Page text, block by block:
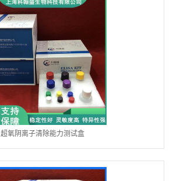
超氧阴离子清除能力测试盒